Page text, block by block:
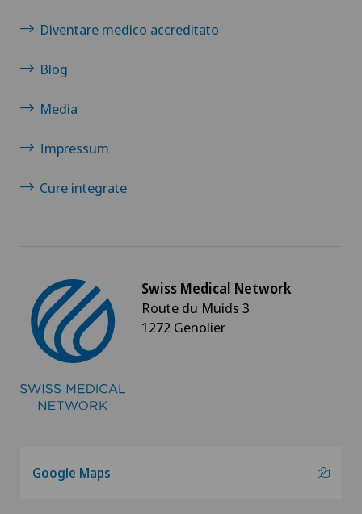
Diventare medico accreditato
Blog
Media
Impressum
Cure integrate
Swiss Medical Network
Route du Muids 3
1272 Genolier
Google Maps